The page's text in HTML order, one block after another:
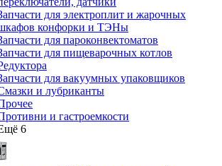
для электроплит и жарочных
конфорки и ТЭНы
для пароконвектоматов
для пищеварочных котлов
для вакуумных упаковщиков
и лубриканты
и гастроемкости
6